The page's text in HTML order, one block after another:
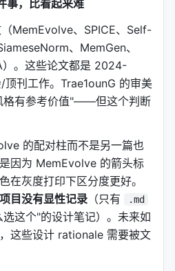
、
等），然后对应一个
据生成，从图片复现
风格画我的数据"
风格参数 2.
JSON/直接文本） 3. 填入模
的 publication-ready 图
事，比看起来难
MemEvolve、SPICE、Self-
、MemGen、
。这些论文都是 2024-
刊工作。Trae1ounG 的审美
有参考价值"——但这个判断
的配对柱而不是另一篇也
因为 MemEvolve 的箭头标
在灰度打印下区分度更好。
项目没有显性记录 （只有 .md
这个"的设计笔记）。未来如
这些设计 rationale 需要被文